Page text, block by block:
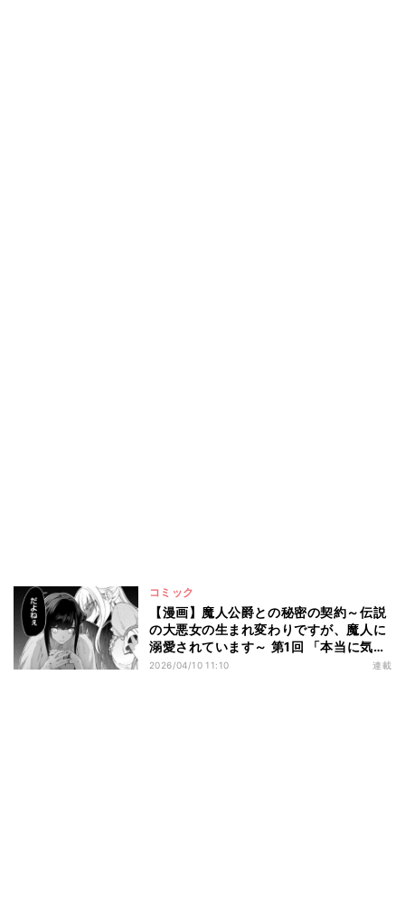
コミック
【漫画】魔人公爵との秘密の契約～伝説
の大悪女の生まれ変わりですが、魔人に
溺愛されています～ 第1回 「本当に気味
悪い」聖痕を持つ双子、妹は聖女の生ま
2026/04/10 11:10 連載